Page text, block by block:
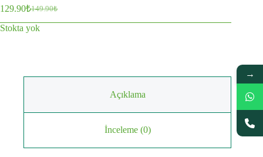
149.90₺
Orijinal
fiyat:
149.90₺.
129.90₺Şu
andaki
fiyat:
Stokta yok
Açıklama
İnceleme (0)
→